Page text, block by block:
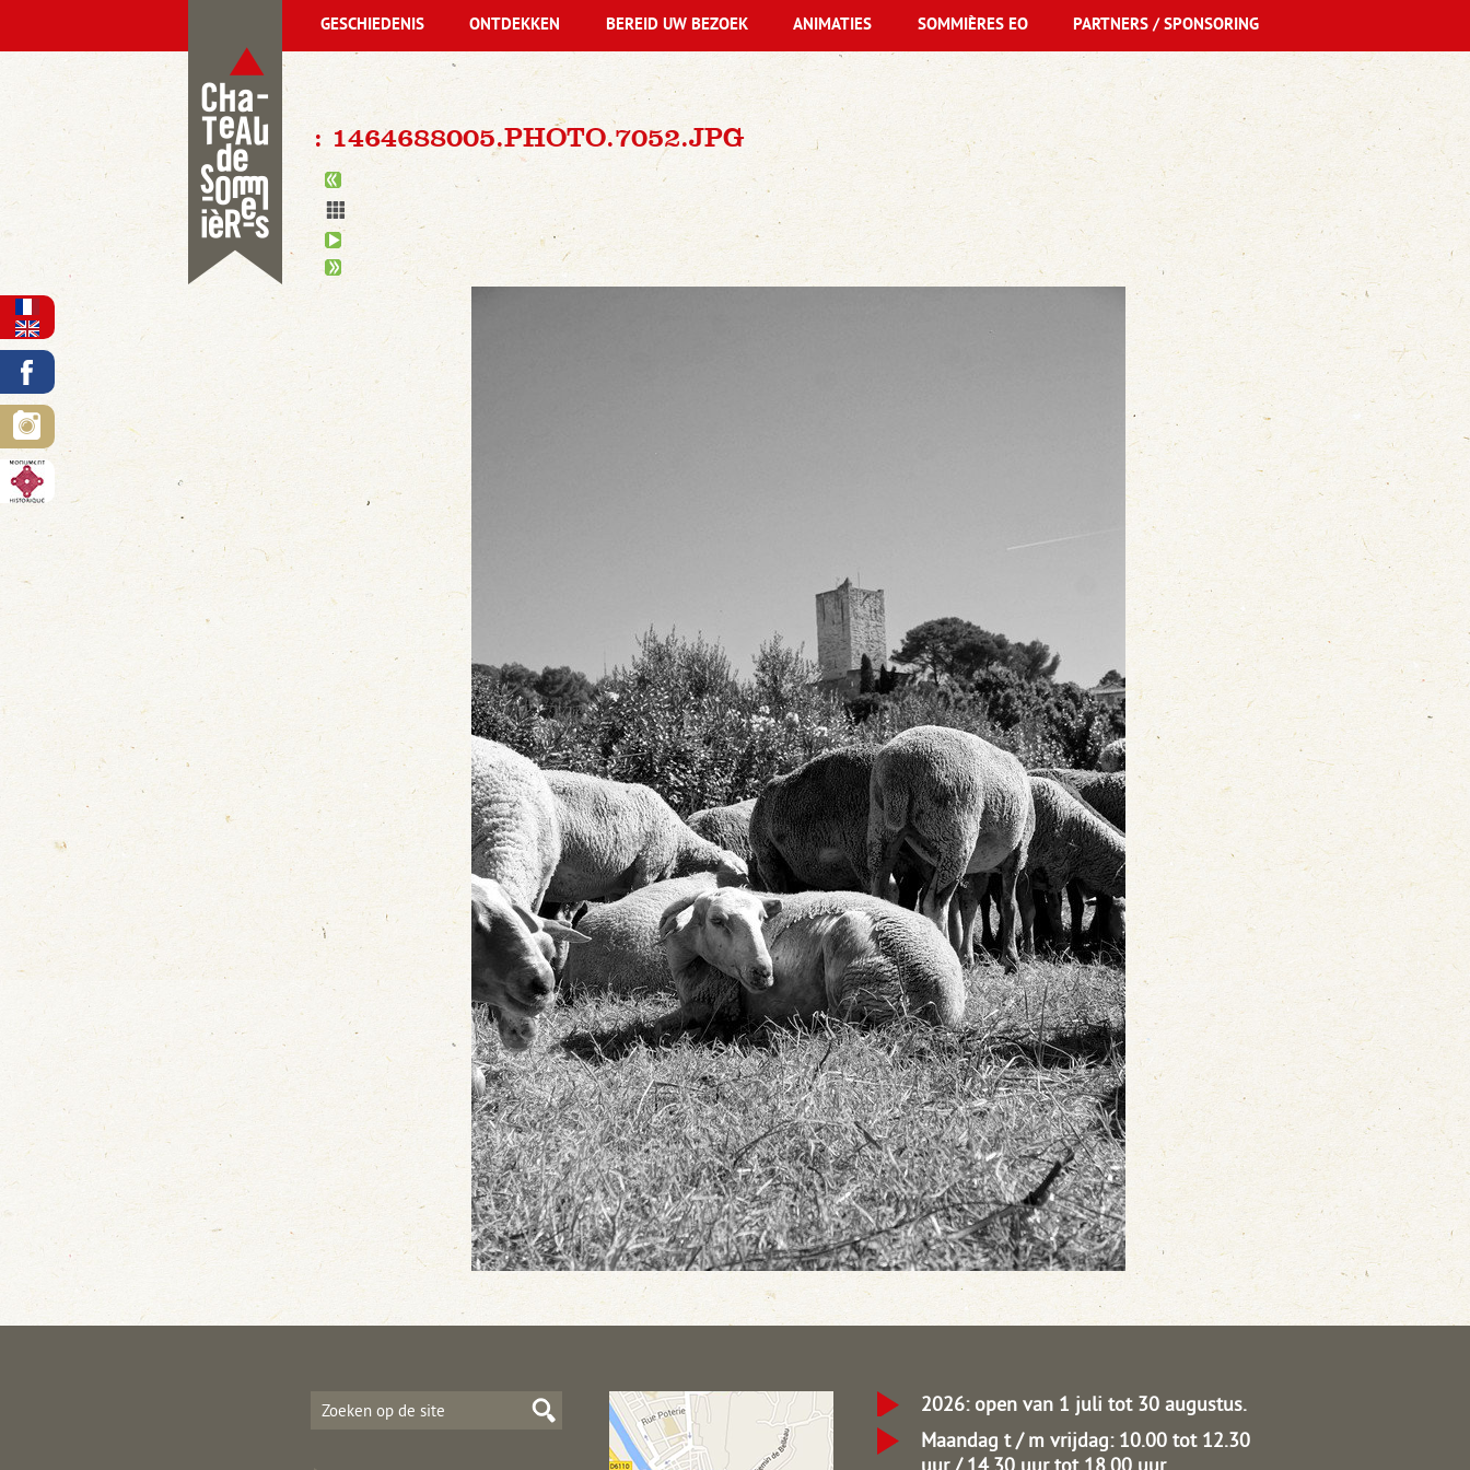
: 1464688005.PHOTO.7052.JPG
GESCHIEDENIS ONTDEKKEN BEREID UW BEZOEK ANIMATIES SOMMIÈRES EO PARTNERS / SPONSORING
2026: open van 1 juli tot 30 augustus.
Maandag t / m vrijdag: 10.00 tot 12.30